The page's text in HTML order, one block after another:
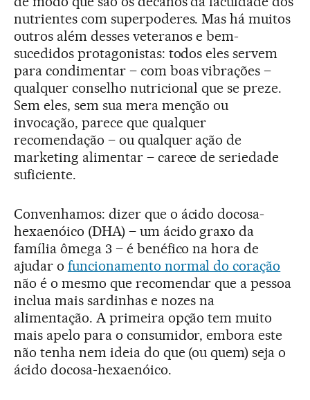
nutrientes com superpoderes. Mas há muitos
outros além desses veteranos e bem-
sucedidos protagonistas: todos eles servem
para condimentar – com boas vibrações –
qualquer conselho nutricional que se preze.
Sem eles, sem sua mera menção ou
invocação, parece que qualquer
recomendação – ou qualquer ação de
marketing alimentar – carece de seriedade
suficiente.
Convenhamos: dizer que o ácido docosa-
hexaenóico (DHA) – um ácido graxo da
família ômega 3 – é benéfico na hora de
ajudar o funcionamento normal do coração
não é o mesmo que recomendar que a pessoa
inclua mais sardinhas e nozes na
alimentação. A primeira opção tem muito
mais apelo para o consumidor, embora este
não tenha nem ideia do que (ou quem) seja o
ácido docosa-hexaenóico.